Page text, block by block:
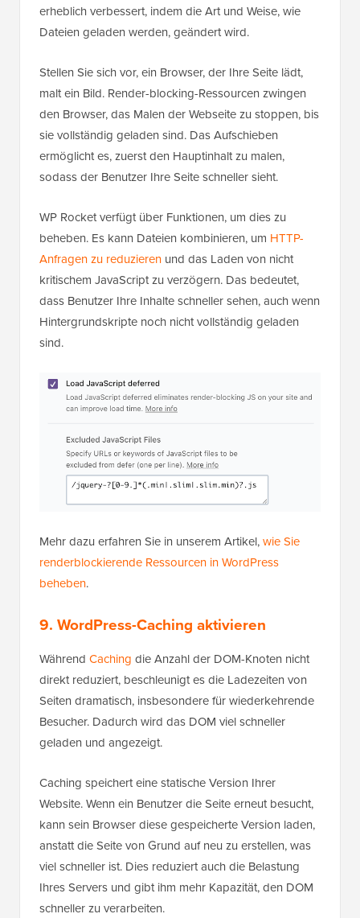
erheblich verbessert, indem die Art und Weise, wie
Dateien geladen werden, geändert wird.
Stellen Sie sich vor, ein Browser, der Ihre Seite lädt,
malt ein Bild. Render-blocking-Ressourcen zwingen
den Browser, das Malen der Webseite zu stoppen, bis
sie vollständig geladen sind. Das Aufschieben
ermöglicht es, zuerst den Hauptinhalt zu malen,
sodass der Benutzer Ihre Seite schneller sieht.
WP Rocket verfügt über Funktionen, um dies zu
beheben. Es kann Dateien kombinieren, um HTTP-
Anfragen zu reduzieren und das Laden von nicht
kritischem JavaScript zu verzögern. Das bedeutet,
dass Benutzer Ihre Inhalte schneller sehen, auch wenn
Hintergrundskripte noch nicht vollständig geladen
sind.
Mehr dazu erfahren Sie in unserem Artikel,wie Sie
renderblockierende Ressourcen in WordPress
beheben.
9. WordPress-Caching aktivieren
Während Caching die Anzahl der DOM-Knoten nicht
direkt reduziert, beschleunigt es die Ladezeiten von
Seiten dramatisch, insbesondere für wiederkehrende
Besucher. Dadurch wird das DOM viel schneller
geladen und angezeigt.
Caching speichert eine statische Version Ihrer
Website. Wenn ein Benutzer die Seite erneut besucht,
kann sein Browser diese gespeicherte Version laden,
anstatt die Seite von Grund auf neu zu erstellen, was
viel schneller ist. Dies reduziert auch die Belastung
Ihres Servers und gibt ihm mehr Kapazität, den DOM
schneller zu verarbeiten.